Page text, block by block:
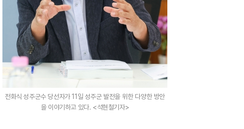
전화식 성주군수 당선자가 11일 성주군 발전을 위한 다양한 방안
을 이야기하고 있다. <석현철기자>